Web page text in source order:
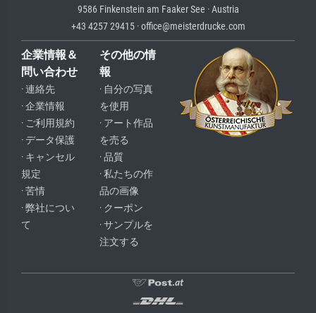
9586 Finkenstein am Faaker See · Austria
+43 4257 29415 · office@meisterdrucke.com
企業情報＆
問い合わせ
· 連絡先
· 企業情報
· ご利用規約
· データ保護
· キャンセル
規定
· 苦情
· 弊社につい
て
その他の情
報
· 自分の写真
を使用
· アート作品
を売る
· 品質
· 私たちの作
品の画像
· クーポン
· サンプルを
注文する